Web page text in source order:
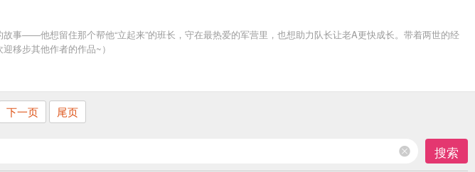
事——他想留住那个帮他“立起来”的班长，守在最热爱的军营里，也想助力队长让老A更快成长。带着两世的经
移步其他作者的作品~）
下一页 尾页
搜索